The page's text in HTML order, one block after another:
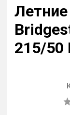
215/50